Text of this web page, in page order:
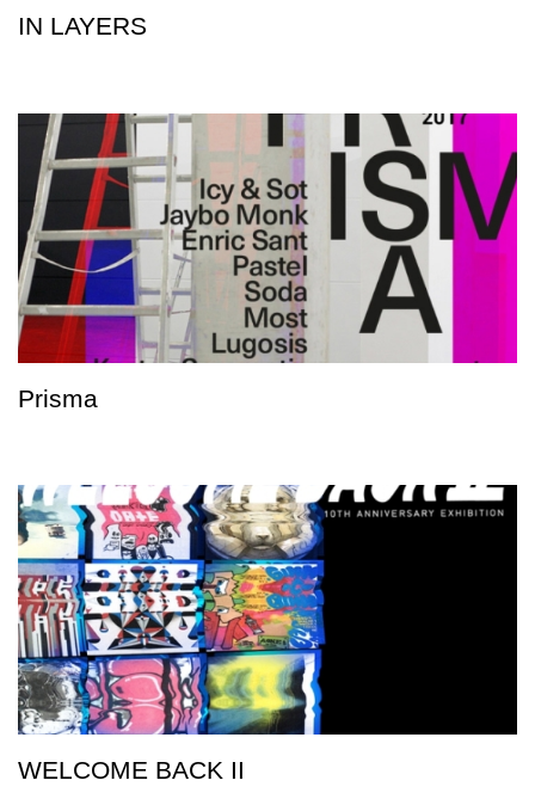
IN LAYERS
Prisma
WELCOME BACK II